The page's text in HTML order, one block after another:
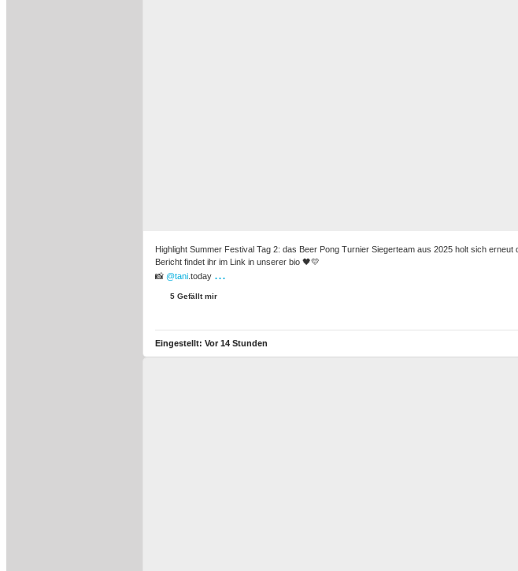
Highlight Summer Festival Tag 2: das Beer Pong Turnier Siegerteam aus 2025 holt sich
Bericht findet ihr im Link in unserer bio 🖤💛
📸 @tani .today ...
5 Gefällt mir
Eingestellt: Vor 14 Stunden